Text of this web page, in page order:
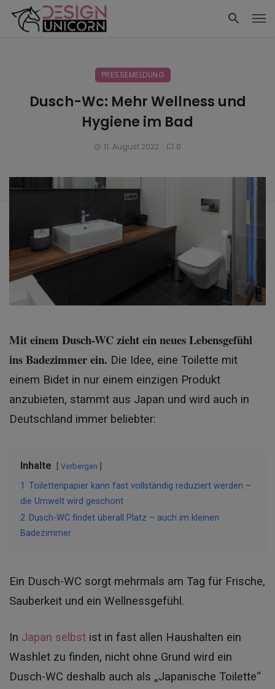
PRESSEMELDUNG
Dusch-Wc: Mehr Wellness und
Hygiene im Bad
11. August 2022 0
Mit einem Dusch-WC zieht ein neues Lebensgefühl
ins Badezimmer ein. Die Idee, eine Toilette mit
einem Bidet in nur einem einzigen Produkt
anzubieten, stammt aus Japan und wird auch in
Deutschland immer beliebter:
Inhalte Verbergen
1 Toilettenpapier kann fast vollständig reduziert werden –
die Umwelt wird geschont
2 Dusch-WC findet überall Platz – auch im kleinen
Badezimmer
Ein Dusch-WC sorgt mehrmals am Tag für Frische,
Sauberkeit und ein Wellnessgefühl.
In Japan selbst ist in fast allen Haushalten ein
Washlet zu finden, nicht ohne Grund wird ein
Dusch-WC deshalb auch als „Japanische Toilette“